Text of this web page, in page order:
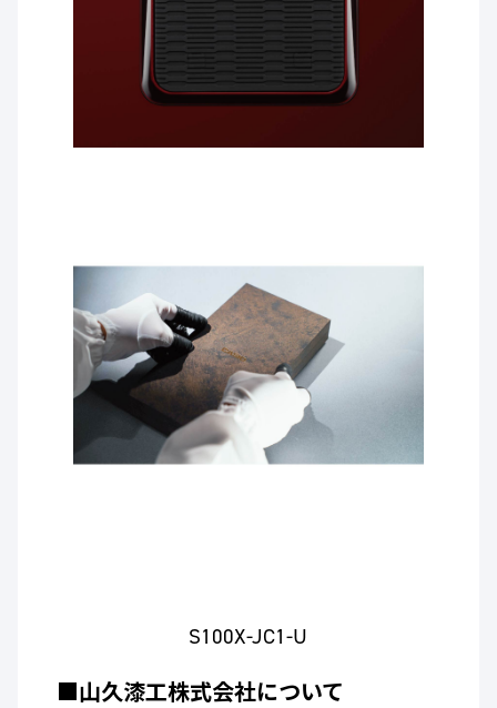
S100X-JC1-U
■山久漆工株式会社について